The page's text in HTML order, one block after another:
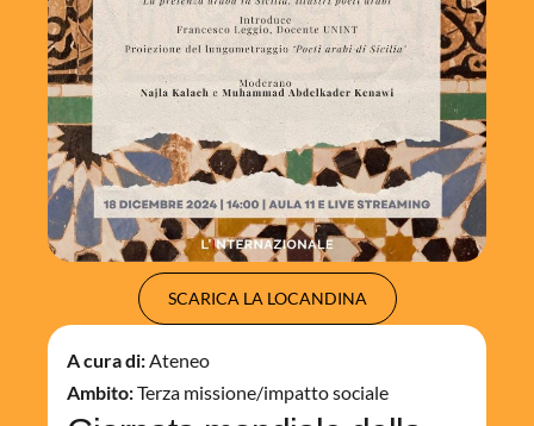
SCARICA LA LOCANDINA
A cura di:Ateneo
Ambito:Terza missione/impatto sociale